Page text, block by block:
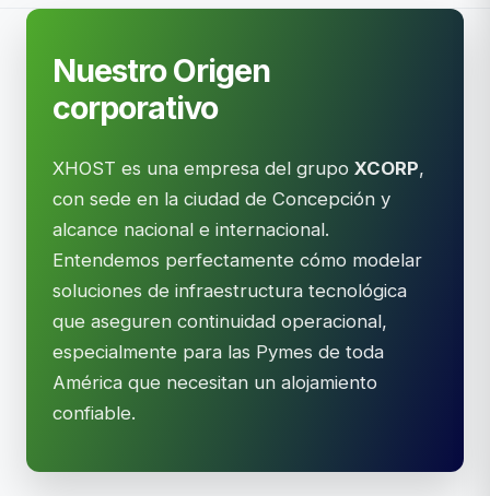
Nuestro Origen
corporativo
XHOST es una empresa del grupo XCORP,
con sede en la ciudad de Concepción y
alcance nacional e internacional.
Entendemos perfectamente cómo modelar
soluciones de infraestructura tecnológica
que aseguren continuidad operacional,
especialmente para las Pymes de toda
América que necesitan un alojamiento
confiable.